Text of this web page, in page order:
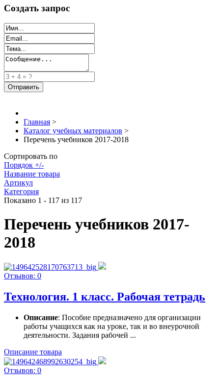
Создать запрос
Главная >
Каталог учебных материалов >
Перечень учебников 2017-2018
Сортировать по
Порядок +/-
Название товара
Артикул
Категория
Показано 1 - 117 из 117
Перечень учебников 2017-
2018
Отзывов: 0
Технология. 1 класс. Рабочая тетрадь
Описание: Пособие предназначено для организации
работы учащихся как на уроке, так и во внеурочной
деятельности. Задания рабочей ...
Описание товара
Отзывов: 0